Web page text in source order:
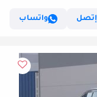
إتصل
واتساب